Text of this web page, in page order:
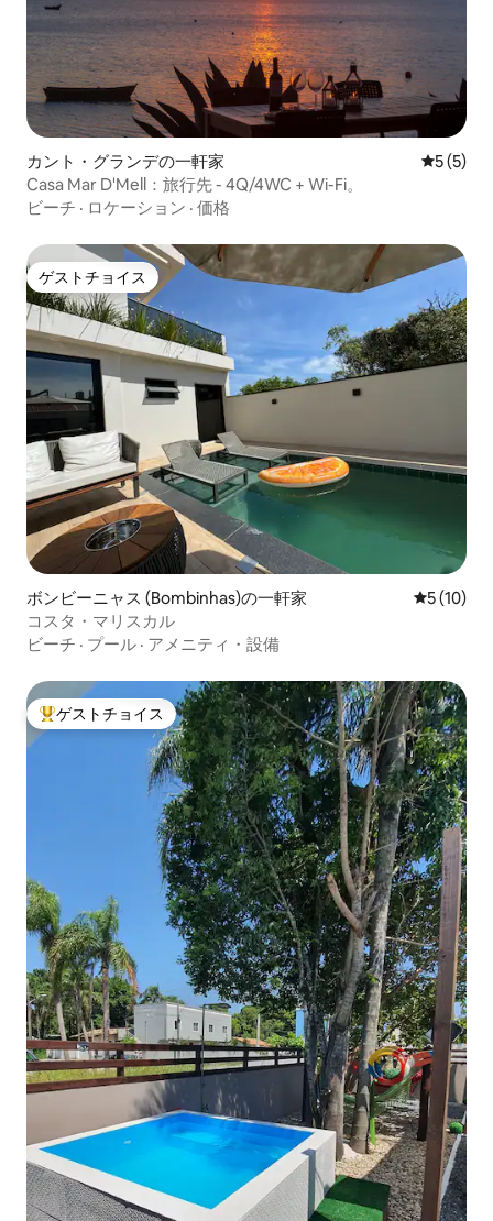
カント・グランデの一軒家 レビュー
5 (5)
Casa Mar D'Mell：旅行先 - 4Q/4WC + Wi-Fi。
ビーチ · ロケーション · 価格
ゲストチョイス
ゲストチョイス
ボンビーニャス (Bombinhas)の一軒家 レビュー
5 (10)
コスタ・マリスカル
ビーチ · プール · アメニティ・設備
大好評のゲストチョイスです。
ゲストチョイス